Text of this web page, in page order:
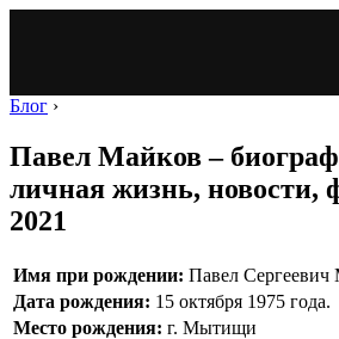
Блог ›
Павел Майков –
личная жизнь, новости,
2021
Имя при рождении: Павел Сергеевич
Дата рождения: 15 октября 1975 года.
Место рождения: г. Мытищи